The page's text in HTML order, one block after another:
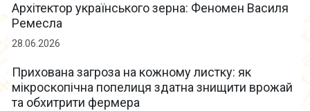
Архітектор українського зерна: Феномен Василя
Ремесла
28.06.2026
Прихована загроза на кожному листку: як
мікроскопічна попелиця здатна знищити врожай
та обхитрити фермера